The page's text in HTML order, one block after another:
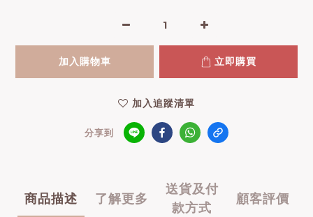
加入購物車 立即購買
加入追蹤清單
分享到
商品描述 了解更多
送貨及付
款方式
顧客評價